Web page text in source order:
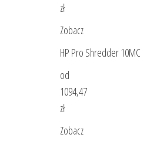
zł
Zobacz
HP Pro Shredder 10MC
od
1094,47
zł
Zobacz